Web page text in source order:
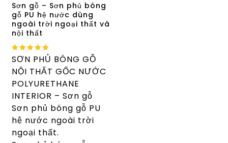
Sơn gỗ – Sơn phủ bóng
gỗ PU hệ nước dùng
ngoài trời ngoại thất và
nội thất
5.00
out of 5
SƠN PHỦ BÓNG GỖ
NỘI THẤT GỐC NƯỚC
POLYURETHANE
INTERIOR – Sơn gỗ
Sơn phủ bóng gỗ PU
hệ nước ngoài trời
ngoại thất.